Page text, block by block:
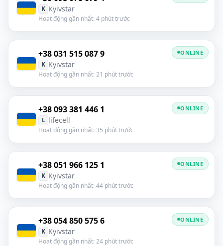
K Kyivstar
Hoạt động gần nhất: 4 phút trước
+38 031 515 087 9
K Kyivstar
Hoạt động gần nhất: 21 phút trước
ONLINE
+38 093 381 446 1
L lifecell
Hoạt động gần nhất: 35 phút trước
ONLINE
+38 051 966 125 1
K Kyivstar
Hoạt động gần nhất: 44 phút trước
ONLINE
+38 054 850 575 6
K Kyivstar
Hoạt động gần nhất: 24 phút trước
ONLINE